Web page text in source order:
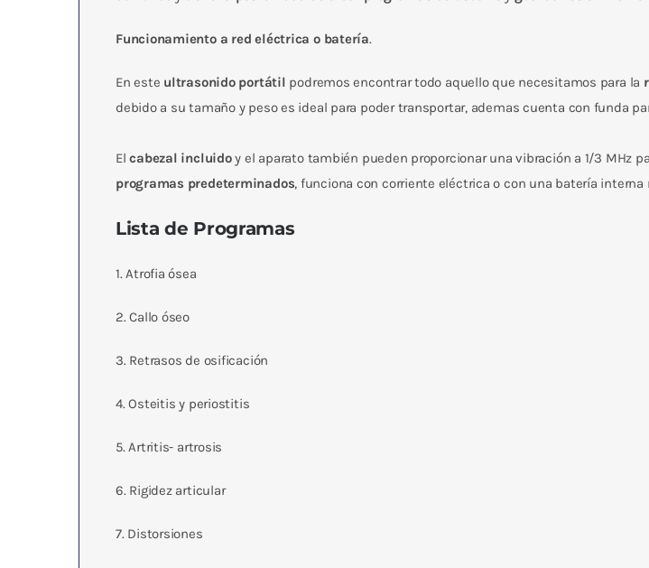
Funcionamiento a red eléctrica o baterí­a.
En este ultrasonido portátil podremos encontrar todo aquello que necesitamos para la
debido a su tamaño y peso es ideal para poder transportar, ademas cuenta con funda
Elcabezal incluidoy el aparato también pueden proporcionar una vibración a 1/3 MHz
programas predeterminados, funciona con corriente eléctrica o con una batería interna
Lista de Programas
1. Atrofia ósea
2. Callo óseo
3. Retrasos de osificación
4. Osteitis y periostitis
5. Artritis- artrosis
6. Rigidez articular
7. Distorsiones